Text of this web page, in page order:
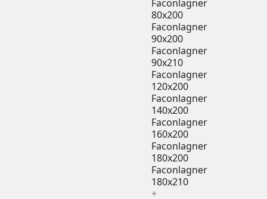
Faconlagner
80x200
Faconlagner
90x200
Faconlagner
90x210
Faconlagner
120x200
Faconlagner
140x200
Faconlagner
160x200
Faconlagner
180x200
Faconlagner
180x210
+